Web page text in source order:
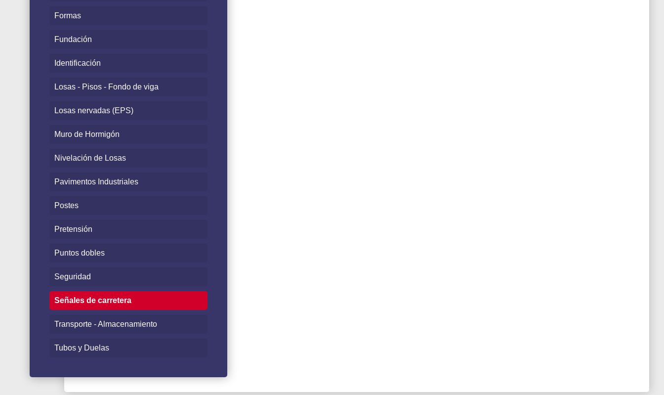
Formas
Fundación
Identificación
Losas - Pisos - Fondo de viga
Losas nervadas (EPS)
Muro de Hormigón
Nivelación de Losas
Pavimentos Industriales
Postes
Pretensión
Puntos dobles
Seguridad
Señales de carretera
Transporte - Almacenamiento
Tubos y Duelas